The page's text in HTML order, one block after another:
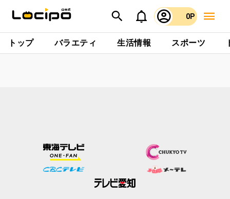
0P
トップ バラエティ 生活情報 スポーツ